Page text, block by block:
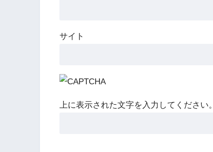
サイト
上に表示された文字を入力してください。